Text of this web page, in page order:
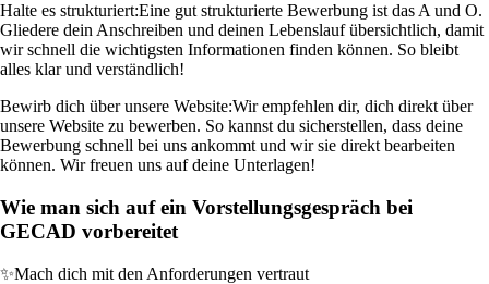
Halte es strukturiert:Eine gut strukturierte Bewerbung ist das A und O.
Gliedere dein Anschreiben und deinen Lebenslauf übersichtlich, damit
wir schnell die wichtigsten Informationen finden können. So bleibt
alles klar und verständlich!
Bewirb dich über unsere Website:Wir empfehlen dir, dich direkt über
unsere Website zu bewerben. So kannst du sicherstellen, dass deine
Bewerbung schnell bei uns ankommt und wir sie direkt bearbeiten
können. Wir freuen uns auf deine Unterlagen!
Wie man sich auf ein Vorstellungsgespräch bei
GECAD vorbereitet
✨Mach dich mit den Anforderungen vertraut